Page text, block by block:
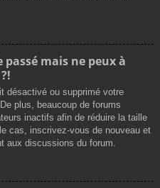
passé mais ne peux à
désactivé ou supprimé votre
plus, beaucoup de forums
inactifs afin de réduire la taille
cas, inscrivez-vous de nouveau et
aux discussions du forum.